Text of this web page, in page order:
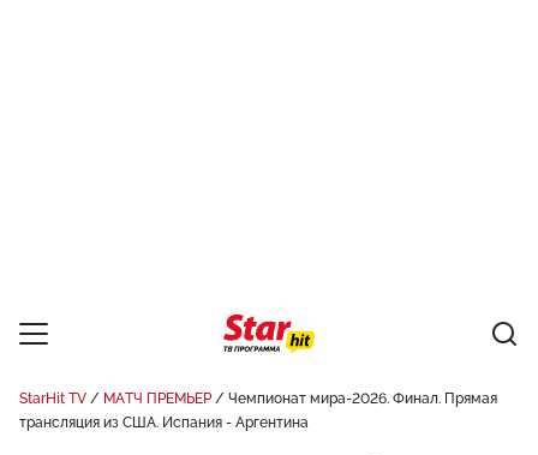
StarHit TV МАТЧ ПРЕМЬЕР
Чемпионат мира-2026. Финал. Прямая
трансляция из США. Испания - Аргентина